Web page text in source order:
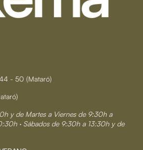
- 50 (Mataró)
y de Martes a Viernes de 9:30h a
· Sábados de 9:30h a 13:30h y de